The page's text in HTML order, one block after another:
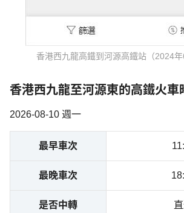
香港西九龍高鐵到河源高鐵站（2024年
香港西九龍至河源東的高鐵火車
2026-08-10 週一
最早車次
最晚車次
是否中轉